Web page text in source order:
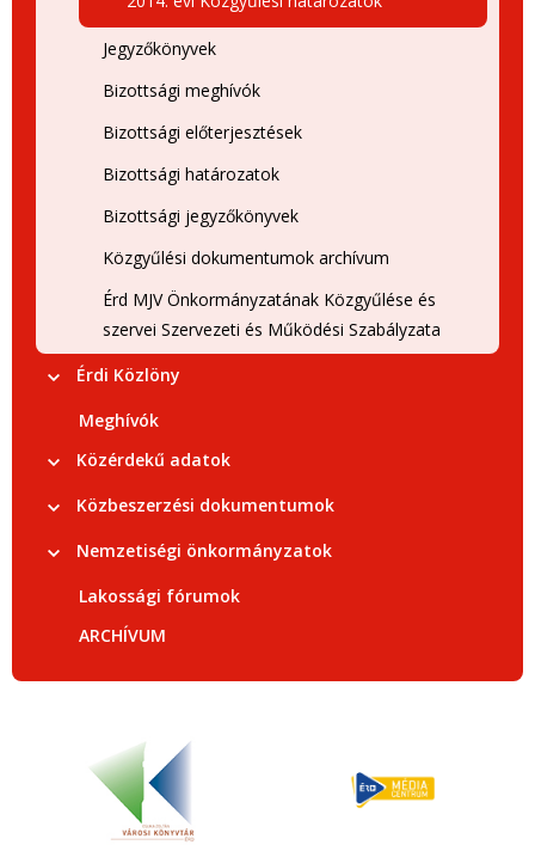
Jegyzőkönyvek
Bizottsági meghívók
Bizottsági előterjesztések
Bizottsági határozatok
Bizottsági jegyzőkönyvek
Közgyűlési dokumentumok archívum
Érd MJV Önkormányzatának Közgyűlése és
szervei Szervezeti és Működési Szabályzata
Érdi Közlöny
Meghívók
Közérdekű adatok
Közbeszerzési dokumentumok
Nemzetiségi önkormányzatok
Lakossági fórumok
ARCHÍVUM